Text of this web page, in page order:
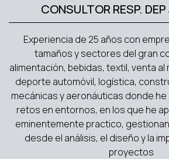
CONSULTOR RESP.
Experiencia de 25 años con
tamaños y sectores del gran
alimentación, bebidas, textil, venta al
deporte automóvil, logística,
mecánicas y aeronáuticas donde
retos en entornos, en los que he
eminentemente practico,
desde el análisis, el diseño y la
proyectos